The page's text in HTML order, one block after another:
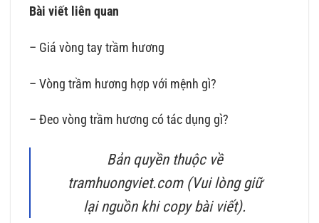
Bài viết liên quan
– Giá vòng tay trầm hương
– Vòng trầm hương hợp với mệnh gì?
– Đeo vòng trầm hương có tác dụng gì?
Bản quyền thuộc về
tramhuongviet.com (Vui lòng giữ
lại nguồn khi copy bài viết).